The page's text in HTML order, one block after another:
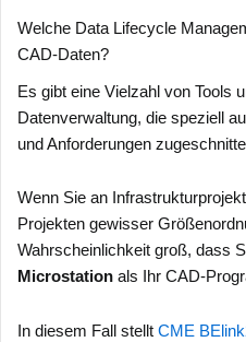
Welche Data Lifecycle
CAD-Daten?
Es gibt eine Vielzahl von Tools
Datenverwaltung, die speziell
und Anforderungen
Wenn Sie an
Projekten gewisser
Wahrscheinlichkeit groß, dass
Microstationals Ihr CAD-
In diesem Fall stellt CME